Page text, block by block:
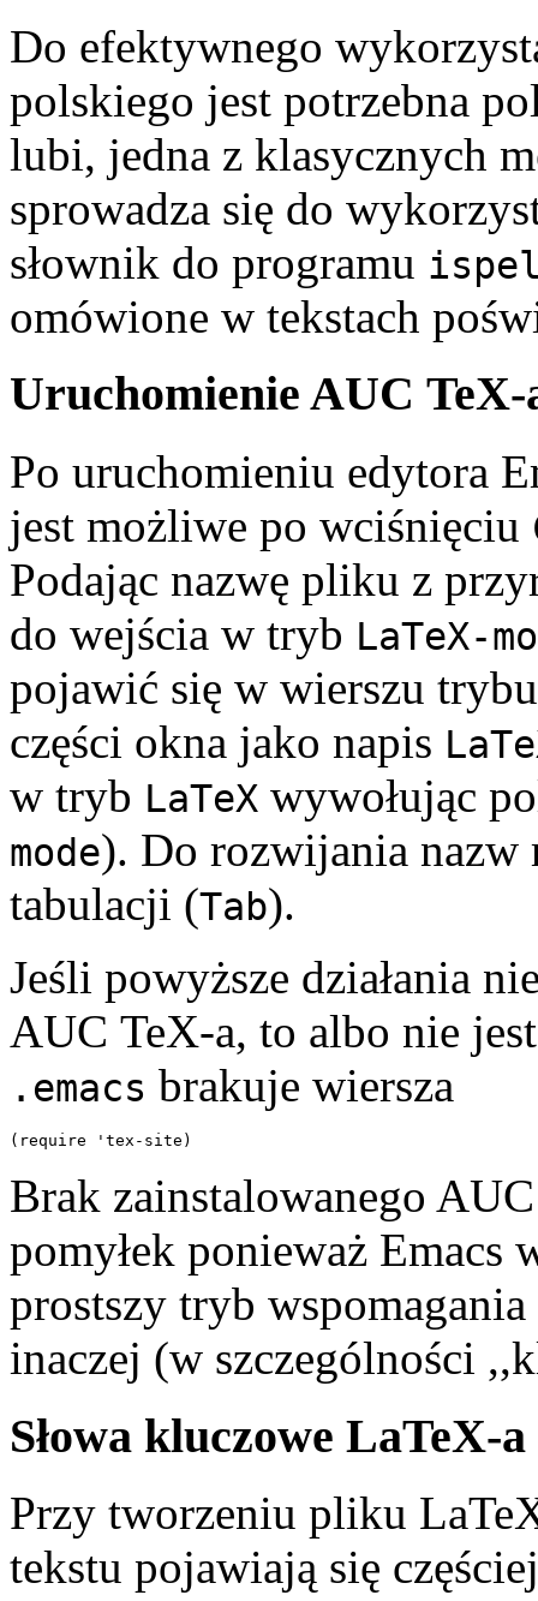
Do efektywnego
polskiego jest potrzebna
lubi, jedna z klasycznych
sprowadza się do
słownik do programu
omówione w tekstach
Uruchomienie AUC TeX-
Po uruchomieniu edytora
jest możliwe po wciśnięciu
Podając nazwę pliku z
do wejścia w tryb LaTeX-
pojawić się w wierszu
części okna jako napis
w tryb LaTeX wywołując
mode). Do rozwijania nazw
tabulacji (Tab).
Jeśli powyższe działania
AUC TeX-a, to albo nie
.emacs brakuje wiersza
Brak zainstalowanego
pomyłek ponieważ
prostszy tryb
inaczej (w szczególności
Słowa kluczowe LaTeX-a
Przy tworzeniu pliku
tekstu pojawiają się